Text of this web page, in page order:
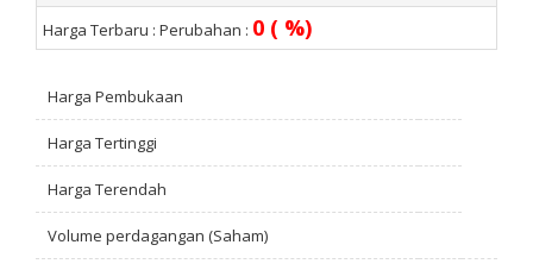
Harga Terbaru : Perubahan : 0 ( %)
Harga Pembukaan
Harga Tertinggi
Harga Terendah
Volume perdagangan (Saham)